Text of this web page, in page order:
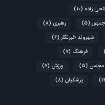
زاده (10)
(5) رهبری (8)
شهروند خبرنگار(6)
فرهنگ (7)
مجلس (5) ورزش (7)
پزشکیان (8)